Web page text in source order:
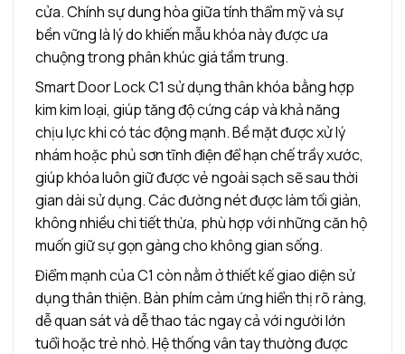
cửa. Chính sự dung hòa giữa tính thẩm mỹ và sự
bền vững là lý do khiến mẫu khóa này được ưa
chuộng trong phân khúc giá tầm trung.
Smart Door Lock C1 sử dụng thân khóa bằng hợp
kim kim loại, giúp tăng độ cứng cáp và khả năng
chịu lực khi có tác động mạnh. Bề mặt được xử lý
nhám hoặc phủ sơn tĩnh điện để hạn chế trầy xước,
giúp khóa luôn giữ được vẻ ngoài sạch sẽ sau thời
gian dài sử dụng. Các đường nét được làm tối giản,
không nhiều chi tiết thừa, phù hợp với những căn hộ
muốn giữ sự gọn gàng cho không gian sống.
Điểm mạnh của C1 còn nằm ở thiết kế giao diện sử
dụng thân thiện. Bàn phím cảm ứng hiển thị rõ ràng,
dễ quan sát và dễ thao tác ngay cả với người lớn
tuổi hoặc trẻ nhỏ. Hệ thống vân tay thường được